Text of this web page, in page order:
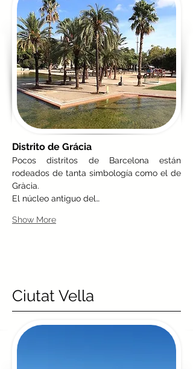
Distrito de Grácia
Pocos distritos de Barcelona están
rodeados de tanta simbología como el de
Gràcia.
El núcleo antiguo del…
Show More
Ciutat Vella